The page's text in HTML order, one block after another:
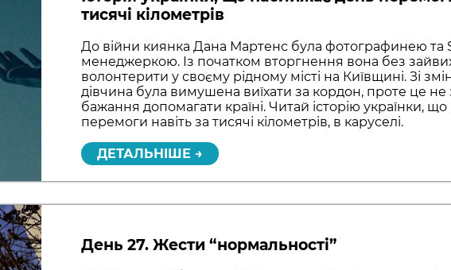
тисячі кілометрів
До війни киянка Дана Мартенс була фотографинею та
менеджеркою. Із початком вторгнення вона без
волонтерити у своєму рідному місті на Київщині. Зі
дівчина була вимушена виїхати за кордон, проте це не
бажання допомагати країні. Читай історію українки,
перемоги навіть за тисячі кілометрів, в каруселі.
ДЕТАЛЬНІШЕ →
День 27. Жести “нормальності”